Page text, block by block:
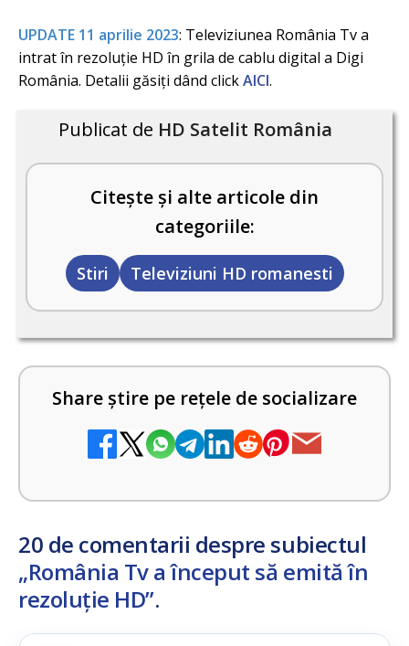
UPDATE 11 aprilie 2023: Televiziunea România Tv a
intrat în rezoluție HD în grila de cablu digital a Digi
România. Detalii găsiți dând clickAICI.
Publicat de HD Satelit România
Citește și alte articole din
categoriile:
Stiri Televiziuni HD romanesti
Share știre pe rețele de socializare
20 de comentarii despre subiectul
„România Tv a început să emită în
rezoluție HD”.